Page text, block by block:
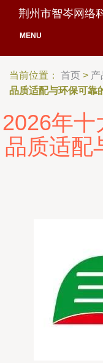
荆州市智岑网络
MENU
当前位置： 首页 > 产
品质适配与环保可靠
2026年十
品质适配